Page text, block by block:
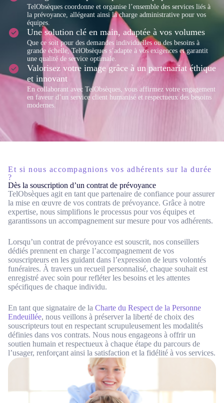
TelObsèques coordonne et organise l’ensemble des services liés à
la prévoyance, allégeant ainsi la charge administrative pour vos
équipes.
Une solution clé en main, adaptée à vos volumes
Que ce soit pour des demandes individuelles ou des besoins à
grande échelle, TelObsèques s’adapte à vos exigences et garantit
une qualité de service optimale.
Valorisez votre image grâce à un partenariat éthique
et innovant
En collaborant avec TelObsèques, vous affirmez votre engagement
en faveur d’un service client humanisé et respectueux des besoins
modernes.
Et si nous accompagnions vos adhérents sur la durée
?
Dès la souscription d’un contrat de prévoyance
TelObsèques agit en tant que partenaire de confiance pour assurer
la mise en œuvre de vos contrats de prévoyance. Grâce à notre
expertise, nous simplifions le processus pour vos équipes et
garantissons un accompagnement sur mesure pour vos adhérents.
Lorsqu’un contrat de prévoyance est souscrit, nos conseillers
dédiés prennent en charge l’accompagnement de vos
souscripteurs en les guidant dans l’expression de leurs volontés
funéraires. À travers un recueil personnalisé, chaque souhait est
enregistré avec soin pour refléter les besoins et les attentes
spécifiques de chaque individu.
En tant que signataire de la Charte du Respect de la Personne
Endeuillée, nous veillons à préserver la liberté de choix des
souscripteurs tout en respectant scrupuleusement les modalités
définies dans vos contrats. Nous nous engageons à offrir un
soutien humain et respectueux à chaque étape du parcours de
l’usager, renforçant ainsi la satisfaction et la fidélité à vos services.